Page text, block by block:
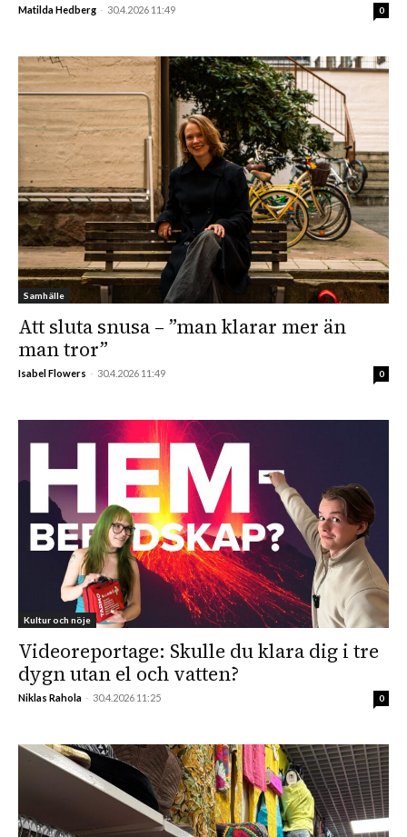
Matilda Hedberg - 30.4.2026 11:49 0
Samhälle
Att sluta snusa – ”man klarar mer än
man tror”
Isabel Flowers - 30.4.2026 11:49 0
Kultur och nöje
Videoreportage: Skulle du klara dig i tre
dygn utan el och vatten?
Niklas Rahola - 30.4.2026 11:25 0